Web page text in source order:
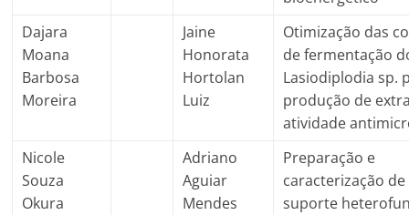
Dajara
Moana
Barbosa
Moreira
Jaine
Honorata
Hortolan
Luiz
Otimização das
de fermentação
Lasiodiplodia sp.
produção de
atividade
Nicole
Souza
Okura
Adriano
Aguiar
Mendes
Preparação e
caracterização
suporte